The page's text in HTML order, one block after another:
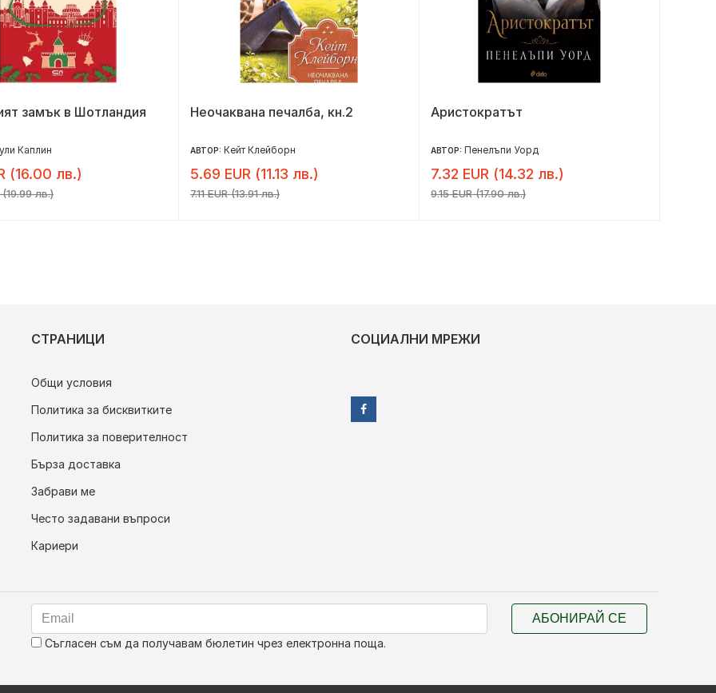
замък в Шотландия
Каплин
(16.00 лв.)
(19.99 лв.)
Неочаквана печалба, кн.2
АВТОР: Кейт Клейборн
5.69 EUR (11.13 лв.)
7.11 EUR (13.91 лв.)
Аристократът
АВТОР: Пенелъпи Уорд
7.32 EUR (14.32 лв.)
9.15 EUR (17.90 лв.)
СТРАНИЦИ
Общи условия
Политика за бисквитките
Политика за поверителност
Бърза доставка
Забрави ме
Често задавани въпроси
Кариери
СОЦИАЛНИ МРЕЖИ
Съгласен съм да получавам бюлетин чрез електронна поща.
АБОНИРАЙ СЕ